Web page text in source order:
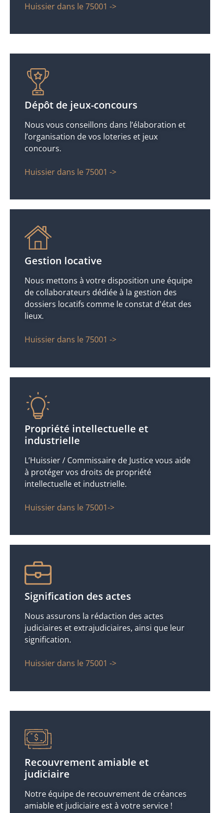
Huissier dans le 75001 ->
Dépôt de jeux-concours
Nous vous conseillons dans l’élaboration et
l’organisation de vos loteries et jeux
concours.
Huissier dans le 75001 ->
Gestion locative
Nous mettons à votre disposition une équipe
de collaborateurs dédiée à la gestion des
dossiers locatifs comme le constat d'état des
lieux.
Huissier dans le 75001 ->
Propriété intellectuelle et
industrielle
L’Huissier / Commissaire de Justice vous aide
à protéger vos droits de propriété
intellectuelle et industrielle.
Huissier dans le 75001->
Signification des actes
Nous assurons la rédaction des actes
judiciaires et extrajudiciaires, ainsi que leur
signification.
Huissier dans le 75001 ->
Recouvrement amiable et
judiciaire
Notre équipe de recouvrement de créances
amiable et judiciaire est à votre service !